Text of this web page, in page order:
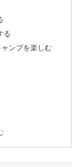
る
ンプを楽しむ